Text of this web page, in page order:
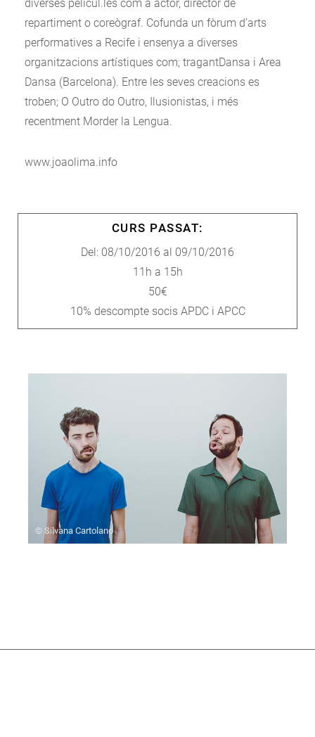
diverses películ.les com a actor, director de
repartiment o coreògraf. Cofunda un fòrum d’arts
performatives a Recife i ensenya a diverses
organitzacions artístiques com; tragantDansa i Area
Dansa (Barcelona). Entre les seves creacions es
troben; O Outro do Outro, Ilusionistas, i més
recentment Morder la Lengua.
www.joaolima.info
CURS PASSAT:
Del: 08/10/2016 al 09/10/2016
11h a 15h
50€
10% descompte socis APDC i APCC
© Silvana Cartolano